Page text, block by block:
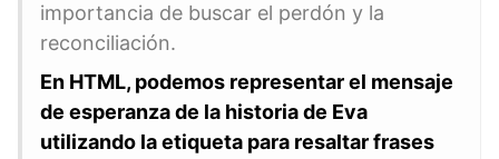
importancia de buscar el perdón y⁤ la
reconciliación.
En HTML, podemos representar el mensaje
de esperanza de la⁣ historia de ⁤Eva
utilizando la etiqueta para resaltar frases